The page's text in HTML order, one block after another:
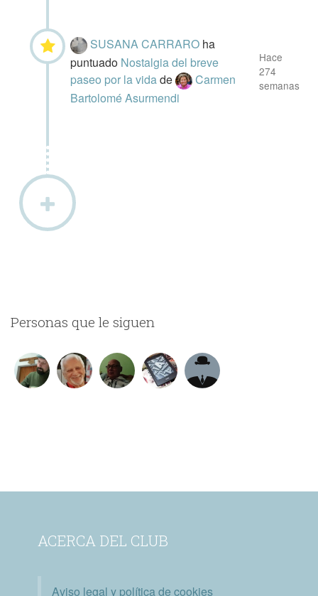
SUSANA CARRARO ha
puntuado Nostalgia del breve
paseo por la vidade
Carmen
Bartolomé Asurmendi
Hace
274
semanas
Personas que le siguen
ACERCA DEL CLUB
Aviso legal y política de cookies